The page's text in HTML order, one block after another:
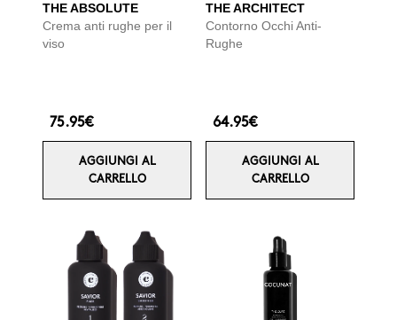
THE ABSOLUTE
Crema anti rughe per il
viso
75.95€
AGGIUNGI AL
CARRELLO
THE ARCHITECT
Contorno Occhi Anti-
Rughe
64.95€
AGGIUNGI AL
CARRELLO